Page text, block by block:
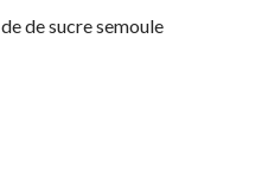
de de sucre semoule